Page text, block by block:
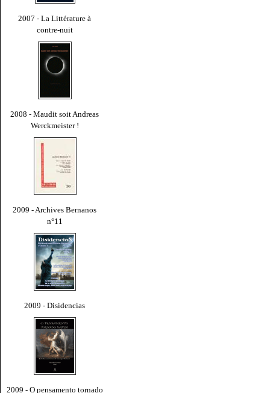
2007 - La Littérature à
contre-nuit
2008 - Maudit soit Andreas
Werckmeister !
2009 - Archives Bernanos
n°11
2009 - Disidencias
2009 - O pensamento tornado